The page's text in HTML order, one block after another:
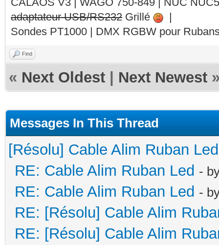
adaptateur USB/RS232 Grillé
|
Sondes PT1000 | DMX RGBW pour
Find
« Next Oldest Next Newest
Messages In This Thread
[Résolu] Cable Alim Ruban Led
RE: Cable Alim Ruban Led -
RE: Cable Alim Ruban Led -
RE: [Résolu] Cable Alim
RE: [Résolu] Cable Alim